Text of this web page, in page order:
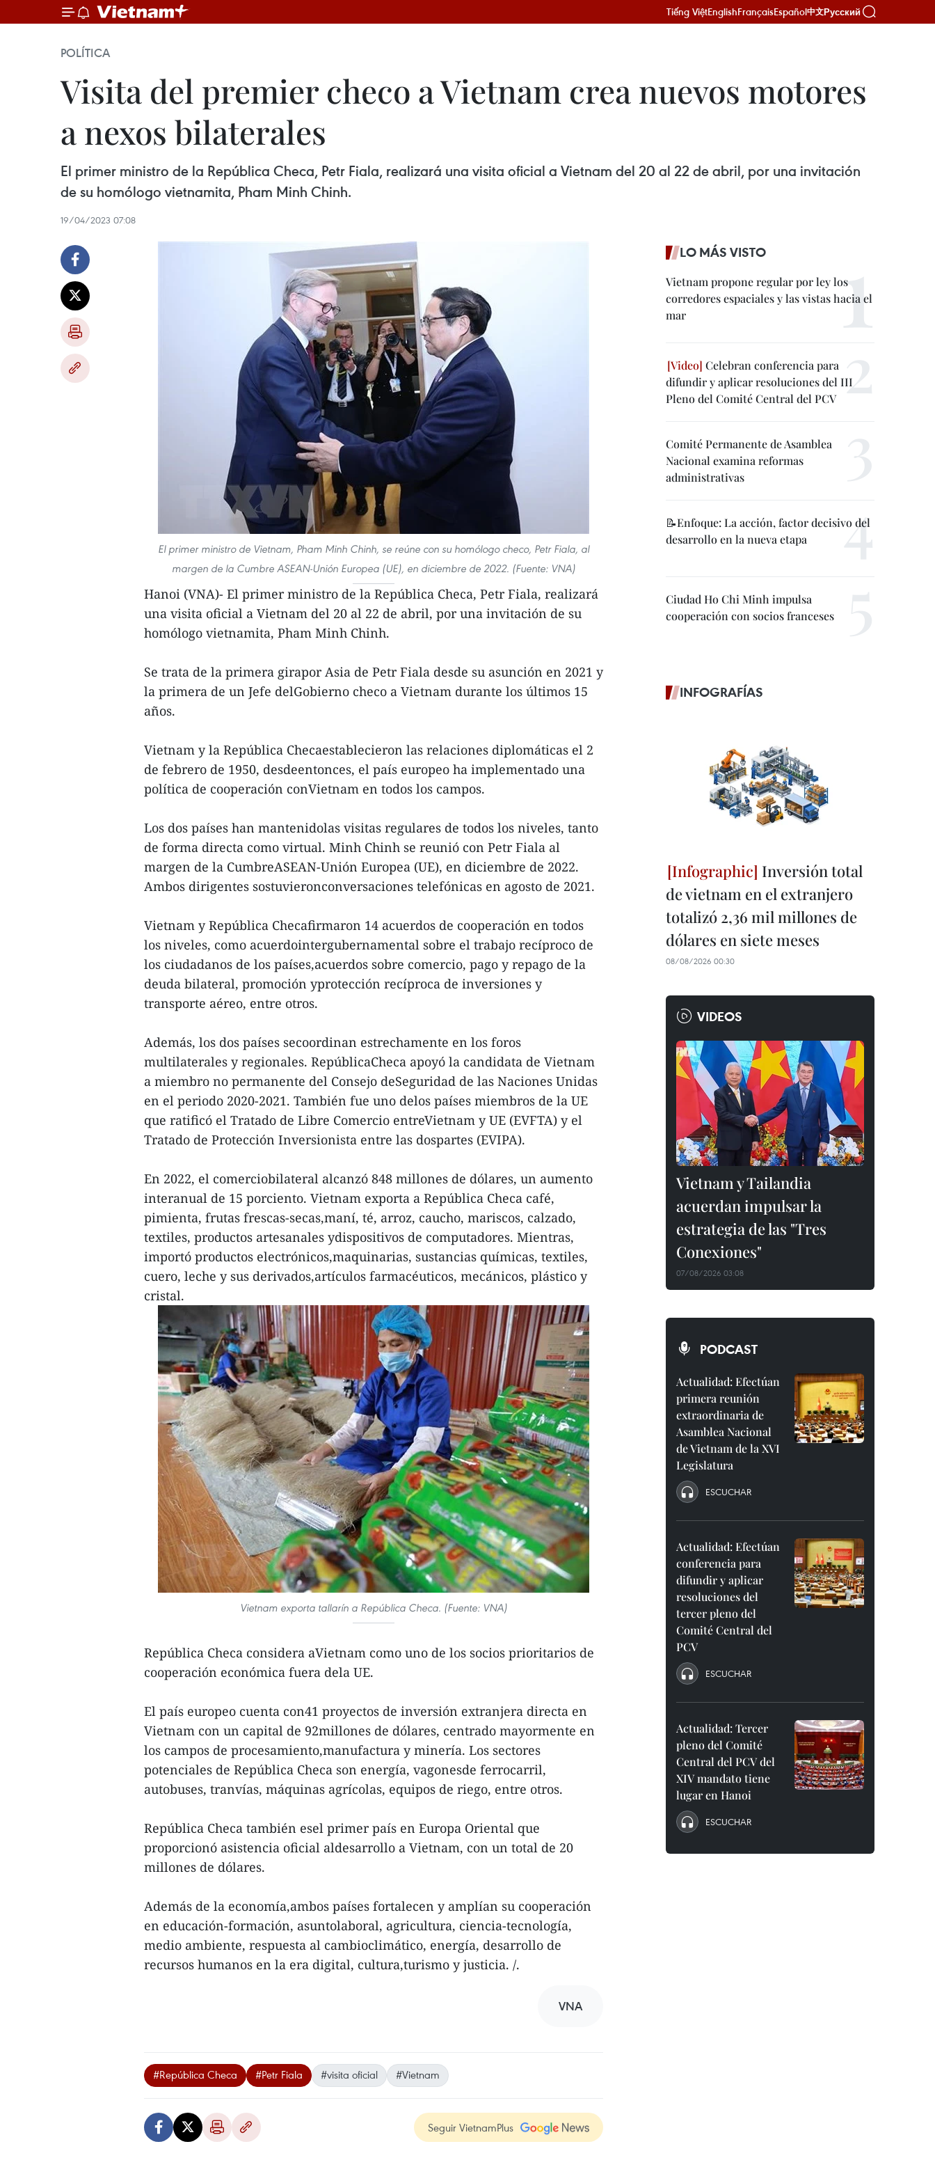
Tiếng ViệtEnglishFrançaisEspañol中文Русский
POLÍTICA
Visita del premier checo a Vietnam crea nuevos motores
a nexos bilaterales
El primer ministro de la República Checa, Petr Fiala, realizará una visita oficial a Vietnam del 20 al 22 de abril, por una invitación
de su homólogo vietnamita, Pham Minh Chinh.
19/04/2023 07:08
El primer ministro de Vietnam, Pham Minh Chinh, se reúne con su homólogo checo, Petr Fiala, al
margen de la Cumbre ASEAN-Unión Europea (UE), en diciembre de 2022. (Fuente: VNA)
Hanoi (VNA)- El primer ministro de la República Checa, Petr Fiala, realizará
una visita oficial a Vietnam del 20 al 22 de abril, por una invitación de su
homólogo vietnamita, Pham Minh Chinh.
Se trata de la primera girapor Asia de Petr Fiala desde su asunción en 2021 y
la primera de un Jefe delGobierno checo a Vietnam durante los últimos 15
años.
Vietnam y la República Checaestablecieron las relaciones diplomáticas el 2
de febrero de 1950, desdeentonces, el país europeo ha implementado una
política de cooperación conVietnam en todos los campos.
Los dos países han mantenidolas visitas regulares de todos los niveles, tanto
de forma directa como virtual. Minh Chinh se reunió con Petr Fiala al
margen de la CumbreASEAN-Unión Europea (UE), en diciembre de 2022.
Ambos dirigentes sostuvieronconversaciones telefónicas en agosto de 2021.
Vietnam y República Checafirmaron 14 acuerdos de cooperación en todos
los niveles, como acuerdointergubernamental sobre el trabajo recíproco de
los ciudadanos de los países,acuerdos sobre comercio, pago y repago de la
deuda bilateral, promoción yprotección recíproca de inversiones y
transporte aéreo, entre otros.
Además, los dos países secoordinan estrechamente en los foros
multilaterales y regionales. RepúblicaCheca apoyó la candidata de Vietnam
a miembro no permanente del Consejo deSeguridad de las Naciones Unidas
en el periodo 2020-2021. También fue uno delos países miembros de la UE
que ratificó el Tratado de Libre Comercio entreVietnam y UE (EVFTA) y el
Tratado de Protección Inversionista entre las dospartes (EVIPA).
En 2022, el comerciobilateral alcanzó 848 millones de dólares, un aumento
interanual de 15 porciento. Vietnam exporta a República Checa café,
pimienta, frutas frescas-secas,maní, té, arroz, caucho, mariscos, calzado,
textiles, productos artesanales ydispositivos de computadores. Mientras,
importó productos electrónicos,maquinarias, sustancias químicas, textiles,
cuero, leche y sus derivados,artículos farmacéuticos, mecánicos, plástico y
cristal.
Vietnam exporta tallarín a República Checa. (Fuente: VNA)
República Checa considera aVietnam como uno de los socios prioritarios de
cooperación económica fuera dela UE.
El país europeo cuenta con41 proyectos de inversión extranjera directa en
Vietnam con un capital de 92millones de dólares, centrado mayormente en
los campos de procesamiento,manufactura y minería. Los sectores
potenciales de República Checa son energía, vagonesde ferrocarril,
autobuses, tranvías, máquinas agrícolas, equipos de riego, entre otros.
República Checa también esel primer país en Europa Oriental que
proporcionó asistencia oficial aldesarrollo a Vietnam, con un total de 20
millones de dólares.
Además de la economía,ambos países fortalecen y amplían su cooperación
en educación-formación, asuntolaboral, agricultura, ciencia-tecnología,
medio ambiente, respuesta al cambioclimático, energía, desarrollo de
recursos humanos en la era digital, cultura,turismo y justicia. /.
VNA
#República Checa #Petr Fiala #visita oficial #Vietnam
Seguir VietnamPlus
LO MÁS VISTO
Vietnam propone regular por ley los
corredores espaciales y las vistas hacia el
mar
Celebran conferencia para
difundir y aplicar resoluciones del III
Pleno del Comité Central del PCV
Comité Permanente de Asamblea
Nacional examina reformas
administrativas
📝Enfoque: La acción, factor decisivo del
desarrollo en la nueva etapa
Ciudad Ho Chi Minh impulsa
cooperación con socios franceses
INFOGRAFÍAS
Inversión total
de vietnam en el extranjero
totalizó 2,36 mil millones de
dólares en siete meses
08/08/2026 00:30
VIDEOS
Vietnam y Tailandia
acuerdan impulsar la
estrategia de las "Tres
Conexiones"
07/08/2026 03:08
PODCAST
Actualidad: Efectúan
primera reunión
extraordinaria de
Asamblea Nacional
de Vietnam de la XVI
Legislatura
ESCUCHAR
Actualidad: Efectúan
conferencia para
difundir y aplicar
resoluciones del
tercer pleno del
Comité Central del
PCV
ESCUCHAR
Actualidad: Tercer
pleno del Comité
Central del PCV del
XIV mandato tiene
lugar en Hanoi
ESCUCHAR